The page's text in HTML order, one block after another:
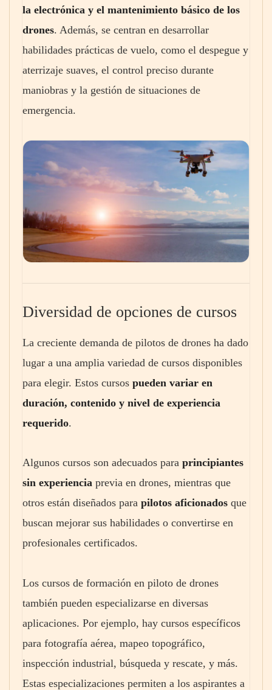
la electrónica y el mantenimiento básico de los
drones. Además, se centran en desarrollar
habilidades prácticas de vuelo, como el despegue y
aterrizaje suaves, el control preciso durante
maniobras y la gestión de situaciones de
emergencia.
Diversidad de opciones de cursos
La creciente demanda de pilotos de drones ha dado
lugar a una amplia variedad de cursos disponibles
para elegir. Estos cursos pueden variar en
duración, contenido y nivel de experiencia
requerido.
Algunos cursos son adecuados para principiantes
sin experiencia previa en drones, mientras que
otros están diseñados para pilotos aficionados que
buscan mejorar sus habilidades o convertirse en
profesionales certificados.
Los cursos de formación en piloto de drones
también pueden especializarse en diversas
aplicaciones. Por ejemplo, hay cursos específicos
para fotografía aérea, mapeo topográfico,
inspección industrial, búsqueda y rescate, y más.
Estas especializaciones permiten a los aspirantes a